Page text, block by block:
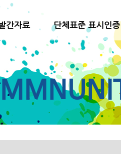
간자료 단체표준 표시인증